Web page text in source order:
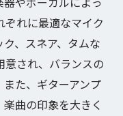
れに最適なマイク
、スネア、タムな
意され、バランスの
た、ギターアンプ
曲の印象を大きく